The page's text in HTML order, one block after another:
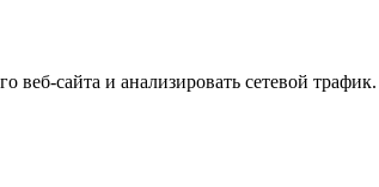
сайта и анализировать сетевой трафик.